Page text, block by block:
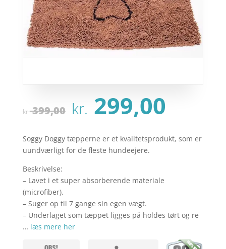
kr.399,00 Den
oprindelige
var:
kr. 399,00.
kr. 299,00
pris
er:
kr.
Soggy Doggy tæpperne er et kvalitetsprodukt, som er
uundværligt for de fleste hundeejere.
Beskrivelse:
– Lavet i et super absorberende materiale
(microfiber).
– Suger op til 7 gange sin egen vægt.
– Underlaget som tæppet ligges på holdes tørt og re
… læs mere her